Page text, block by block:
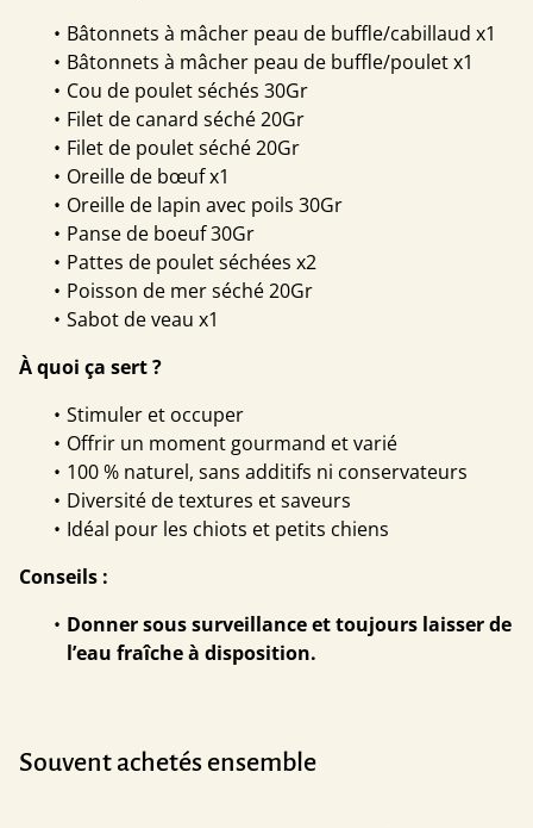
Bâtonnets à mâcher peau de buffle/cabillaud x1
Bâtonnets à mâcher peau de buffle/poulet x1
Cou de poulet séchés 30Gr
Filet de canard séché 20Gr
Filet de poulet séché 20Gr
Oreille de bœuf x1
Oreille de lapin avec poils 30Gr
Panse de boeuf 30Gr
Pattes de poulet séchées x2
Poisson de mer séché 20Gr
Sabot de veau x1
À quoi ça sert ?
Stimuler et occuper
Offrir un moment gourmand et varié
100 % naturel, sans additifs ni conservateurs
Diversité de textures et saveurs
Idéal pour les chiots et petits chiens
Conseils :
Donner sous surveillance et toujours laisser de
l’eau fraîche à disposition.
Souvent achetés ensemble